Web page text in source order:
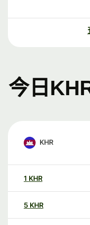
今日
KHR
1 KHR
5 KHR